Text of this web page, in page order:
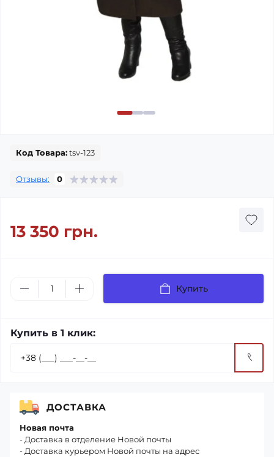
Код Товара:tsv-123
Отзывы: 0
13 350 грн.
Купить
Купить в 1 клик:
ДОСТАВКА
Новая почта
- Доставка в отделение Новой почты
- Доставка курьером Новой почты на адрес